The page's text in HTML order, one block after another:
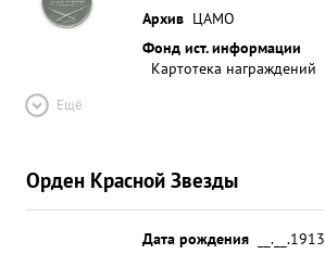
Архив ЦАМО
Фонд ист. информации
Картотека награждений
Ещё
Орден Красной Звезды
Дата рождения
__.__.1913